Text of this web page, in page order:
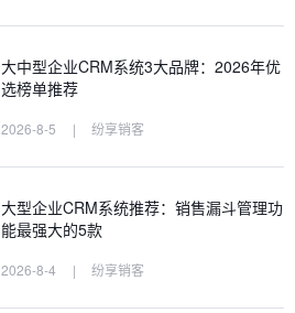
大中型企业CRM系统3大品牌：2026年优
选榜单推荐
2026-8-5 | 纷享销客
大型企业CRM系统推荐：销售漏斗管理功
能最强大的5款
2026-8-4 | 纷享销客